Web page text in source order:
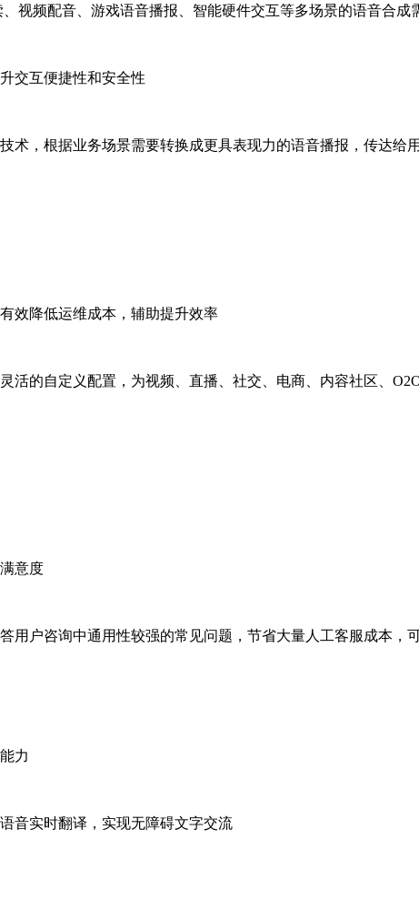
视频配音、游戏语音播报、智能硬件交互等多场景的语音合成
交互便捷性和安全性
术，根据业务场景需要转换成更具表现力的语音播报，传达给
效降低运维成本，辅助提升效率
的自定义配置，为视频、直播、社交、电商、内容社区、
意度
户咨询中通用性较强的常见问题，节省大量人工客服成本，
力
音实时翻译，实现无障碍文字交流